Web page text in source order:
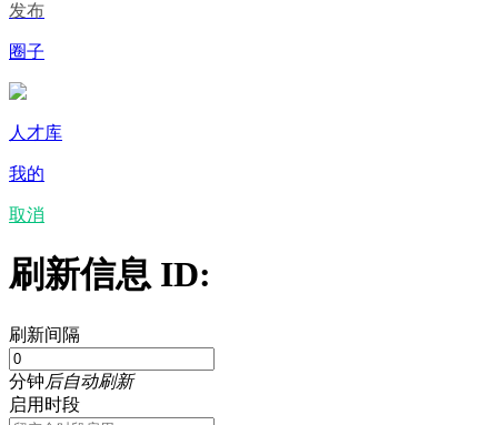
发布
圈子
人才库
我的
取消
刷新信息 ID:
刷新间隔
分钟后自动刷新
启用时段